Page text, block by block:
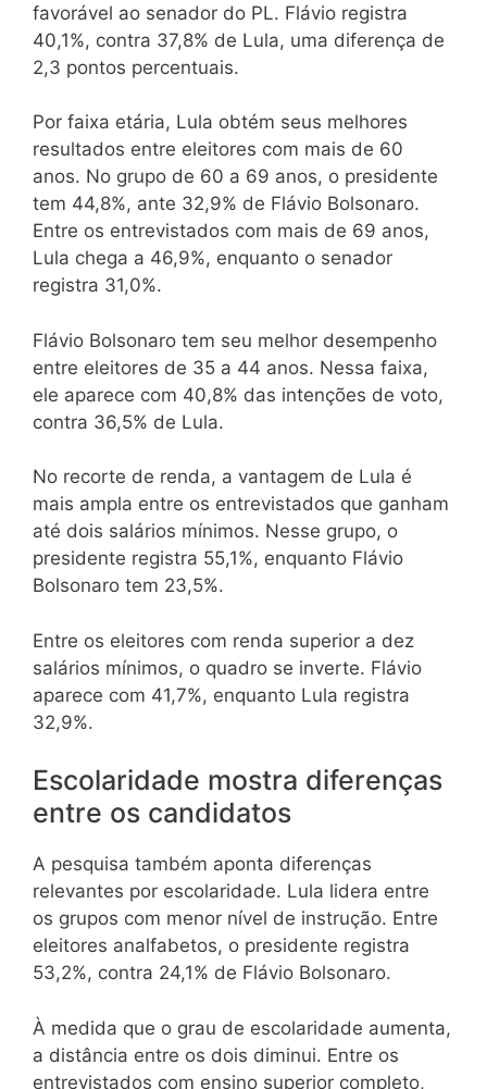
favorável ao senador do PL. Flávio registra
40,1%, contra 37,8% de Lula, uma diferença de
2,3 pontos percentuais.
Por faixa etária, Lula obtém seus melhores
resultados entre eleitores com mais de 60
anos. No grupo de 60 a 69 anos, o presidente
tem 44,8%, ante 32,9% de Flávio Bolsonaro.
Entre os entrevistados com mais de 69 anos,
Lula chega a 46,9%, enquanto o senador
registra 31,0%.
Flávio Bolsonaro tem seu melhor desempenho
entre eleitores de 35 a 44 anos. Nessa faixa,
ele aparece com 40,8% das intenções de voto,
contra 36,5% de Lula.
No recorte de renda, a vantagem de Lula é
mais ampla entre os entrevistados que ganham
até dois salários mínimos. Nesse grupo, o
presidente registra 55,1%, enquanto Flávio
Bolsonaro tem 23,5%.
Entre os eleitores com renda superior a dez
salários mínimos, o quadro se inverte. Flávio
aparece com 41,7%, enquanto Lula registra
32,9%.
Escolaridade mostra diferenças
entre os candidatos
A pesquisa também aponta diferenças
relevantes por escolaridade. Lula lidera entre
os grupos com menor nível de instrução. Entre
eleitores analfabetos, o presidente registra
53,2%, contra 24,1% de Flávio Bolsonaro.
À medida que o grau de escolaridade aumenta,
a distância entre os dois diminui. Entre os
entrevistados com ensino superior completo,